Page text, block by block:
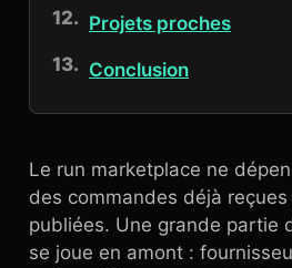
Projets proches
Conclusion
Le run marketplace ne
des commandes déjà
publiées. Une grande partie
se joue en amont :